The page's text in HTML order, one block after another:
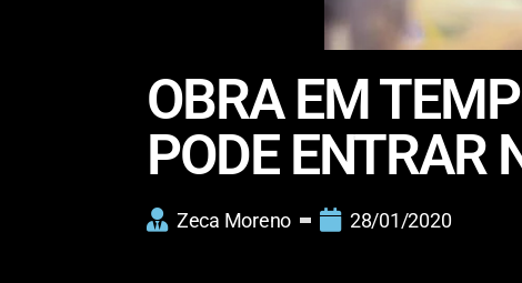
OBRA EM
PODE ENTRAR
Zeca Moreno 28/01/2020